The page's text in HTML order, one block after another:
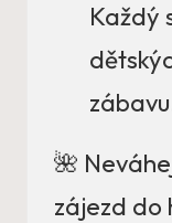
Každý
🌺
zájezd do